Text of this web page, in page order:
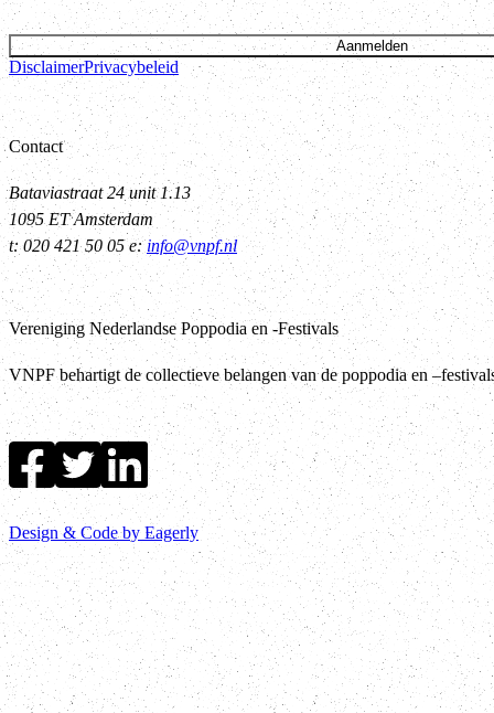
Aanmelden
DisclaimerPrivacybeleid
Contact
Bataviastraat 24 unit 1.13
1095 ET Amsterdam
t: 020 421 50 05 e:info@vnpf.nl
Vereniging Nederlandse Poppodia en -Festivals
VNPF behartigt de collectieve belangen van de poppodia en
Design & Code by Eagerly